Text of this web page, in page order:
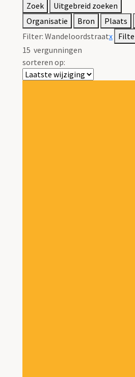
Zoek
Uitgebreid zoeken
Organisatie
Bron Plaats
Filter: Wandeloordstraatx
15 vergunningen
sorteren op: